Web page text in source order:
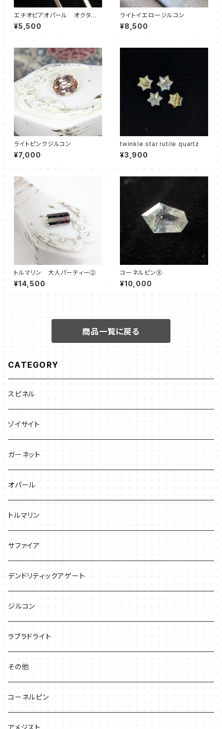
エチオピアオパール オクタゴ
ン③
¥5,500
ライトイエロージルコン
¥8,500
ライトピンクジルコン
¥7,000
twinkle star rutile quartz
¥3,900
トルマリン 大人パーティー②
¥14,500
コーネルピン⑧
¥10,000
商品一覧に戻る
CATEGORY
スピネル
ゾイサイト
ガーネット
オパール
トルマリン
サファイア
デンドリティックアゲート
ジルコン
ラブラドライト
その他
コーネルピン
アメジスト